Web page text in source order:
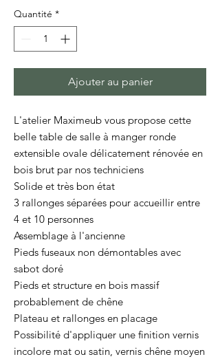
Quantité *
Ajouter au panier
L'atelier Maximeub vous propose cette
belle table de salle à manger ronde
extensible ovale délicatement rénovée en
bois brut par nos techniciens
Solide et très bon état
3 rallonges séparées pour accueillir entre
4 et 10 personnes
Assemblage à l'ancienne
Pieds fuseaux non démontables avec
sabot doré
Pieds et structure en bois massif
probablement de chêne
Plateau et rallonges en placage
Possibilité d'appliquer une finition vernis
incolore mat ou satin, vernis chêne moyen